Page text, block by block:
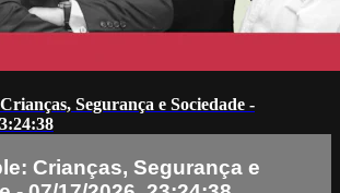
Segurança e Sociedade -
Crianças, Segurança e